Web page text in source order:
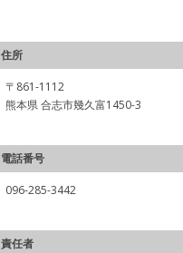
住所
〒861-1112
熊本県 合志市幾久富1450-3
電話番号
096-285-3442
責任者